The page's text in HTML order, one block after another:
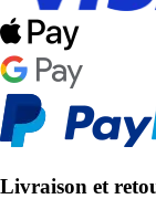
Livraison et